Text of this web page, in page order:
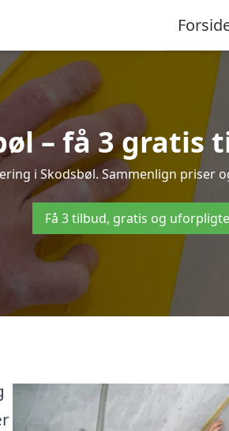
– få 3
i Skodsbøl. Sammenlign priser
Få 3 tilbud, gratis og